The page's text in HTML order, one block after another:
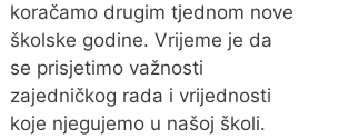
koračamo drugim tjednom nove
školske godine. Vrijeme je da
se prisjetimo važnosti
zajedničkog rada i vrijednosti
koje njegujemo u našoj školi.